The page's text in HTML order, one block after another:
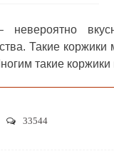
невероятно
Такие коржики
такие коржики
33544